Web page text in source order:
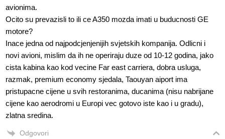
avionima.
Ocito su prevazisli to ili ce A350 mozda imati u buducnosti GE
motore?
Inace jedna od najpodcjenjenijih svjetskih kompanija. Odlicni i
novi avioni, mislim da ih ne operiraju duze od 10-12 godina, jako
cista kabina kao kod vecine Far east carriera, dobra usluga,
razmak, premium economy sjedala, Taouyan aiport ima
pristupacne cijene u svih restoranima, ducanima (nisu nabrijane
cijene kao aerodromi u Europi vec gotovo iste kao i u gradu),
zlatna sredina.
Odgovori